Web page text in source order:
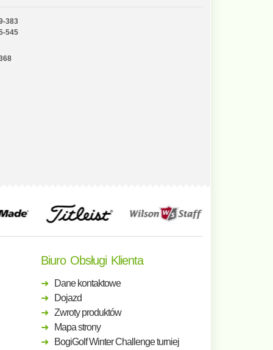
383
545
Biuro Obsługi Klienta
Dane kontaktowe
Dojazd
Zwroty produktów
Mapa strony
BogiGolf Winter Challenge turniej